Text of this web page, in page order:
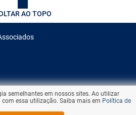
AO TOPO
semelhantes em nossos sites. Ao utilizar
essa utilização. Saiba mais em Política de